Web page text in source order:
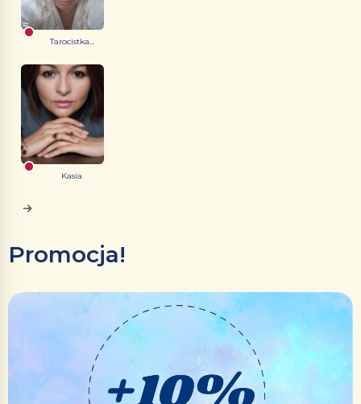
Tarocistka...
Kasia
Promocja!